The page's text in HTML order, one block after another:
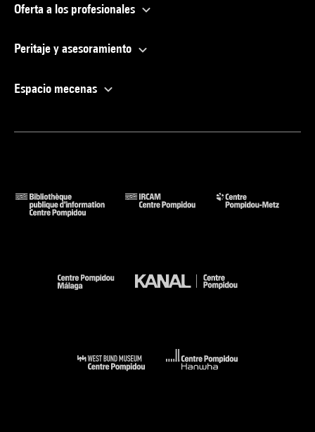
Oferta a los profesionales
Peritaje y asesoramiento
Espacio mecenas